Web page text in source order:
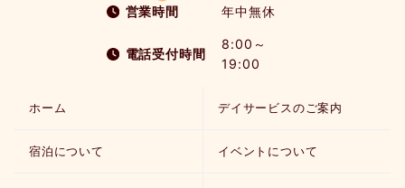
営業時間 年中無休
電話受付時間
8:00～
19:00
ホーム デイサービスのご案内
宿泊について イベントについて